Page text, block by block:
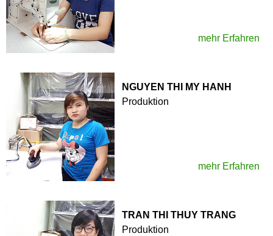
mehr Erfahren
NGUYEN THI MY HANH
Produktion
mehr Erfahren
TRAN THI THUY TRANG
Produktion